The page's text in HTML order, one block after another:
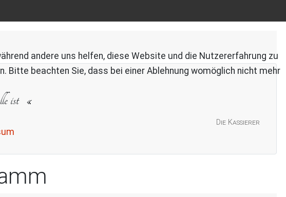
Die Kassierer
ist
andere uns helfen, diese Website und die Nutzererfahrung zu
Bitte beachten Sie, dass bei einer Ablehnung womöglich nicht mehr